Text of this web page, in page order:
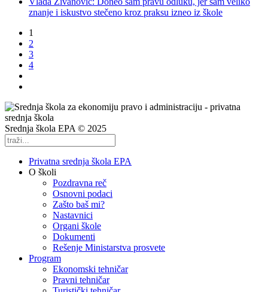
znanje i iskustvo stečeno kroz praksu izneo iz škole
1
2
3
4
Srednja škola EPA © 2025
Privatna srednja škola EPA
O školi
Pozdravna reč
Osnovni podaci
Zašto baš mi?
Nastavnici
Organi škole
Dokumenti
Rešenje Ministarstva prosvete
Program
Ekonomski tehničar
Pravni tehničar